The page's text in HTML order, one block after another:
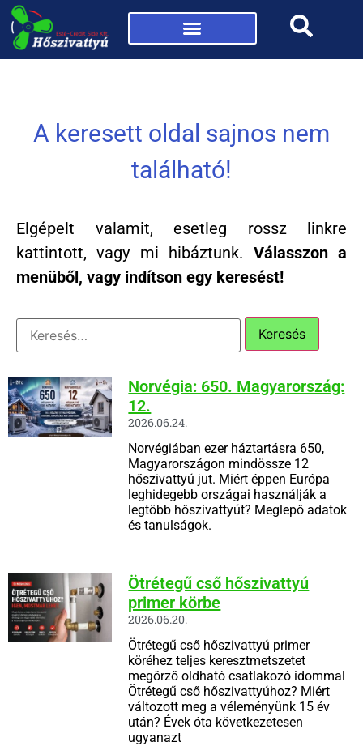
A keresett oldal sajnos nem
található!
Elgépelt valamit, esetleg rossz linkre
kattintott, vagy mi hibáztunk. Válasszon a
menüből, vagy indítson egy keresést!
Norvégia: 650. Magyarország:
12.
2026.06.24.
Norvégiában ezer háztartásra 650,
Magyarországon mindössze 12
hőszivattyú jut. Miért éppen Európa
leghidegebb országai használják a
legtöbb hőszivattyút? Meglepő adatok
és tanulságok.
Ötrétegű cső hőszivattyú
primer körbe
2026.06.20.
Ötrétegű cső hőszivattyú primer
köréhez teljes keresztmetszetet
megőrző oldható csatlakozó idommal
Ötrétegű cső hőszivattyúhoz? Miért
változott meg a véleményünk 15 év
után? Évek óta következetesen
ugyanazt